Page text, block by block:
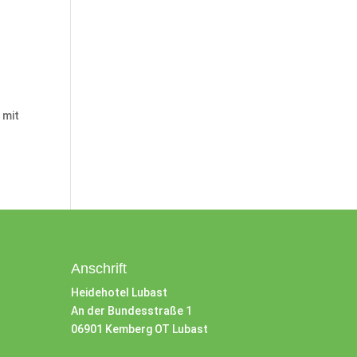
mit
Anschrift
Heidehotel Lubast
An der Bundesstraße 1
06901 Kemberg OT Lubast